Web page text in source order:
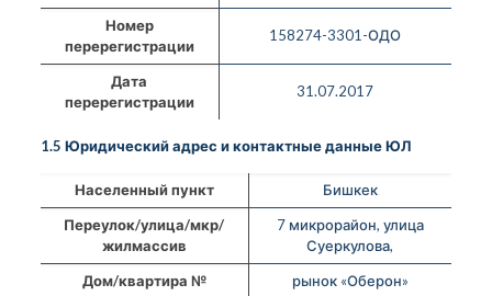
Номер
перерегистрации
158274-3301-ОДО
Дата
перерегистрации
31.07.2017
1.5 Юридический адрес и контактные данные ЮЛ
Населенный пункт
Бишкек
Переулок/улица/мкр/
жилмассив
7 микрорайон, улица
Суеркулова,
Дом/квартира №
рынок «Оберон»